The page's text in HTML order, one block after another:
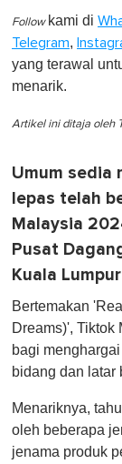
Follow kami di
Telegram,
yang terawal
menarik.
Artikel ini ditaja oleh
Umum sedia
lepas telah
Malaysia
Pusat
Kuala Lumpur
Bertemakan
Dreams)', Tiktok
bagi
bidang dan latar
Menariknya,
oleh beberapa
jenama produk